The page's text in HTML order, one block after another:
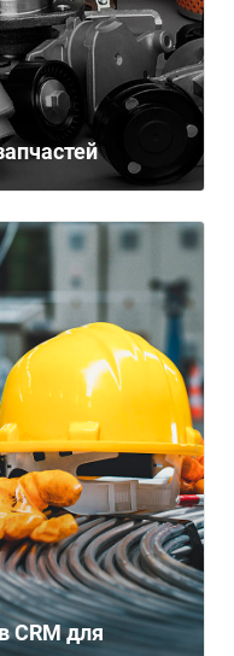
CRM для